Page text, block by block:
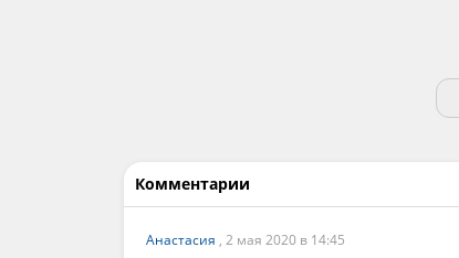
Комментарии
Анастасия , 2 мая 2020 в 14:45